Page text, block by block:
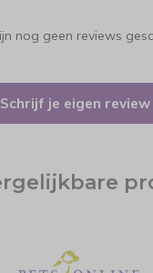
nog geen reviews
Schrijf je eigen